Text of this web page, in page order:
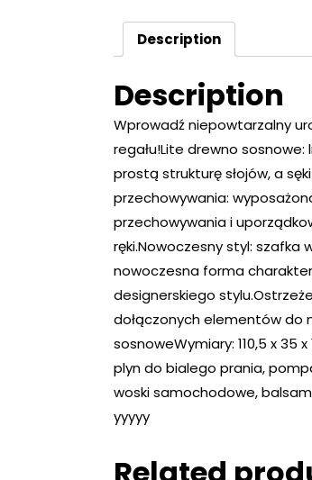
Description
Description
Wprowadź niepowtarzalny
regału!Lite drewno
prostą strukturę słojów, a
przechowywania:
przechowywania i
ręki.Nowoczesny styl: szafka
nowoczesna forma
designerskiego
dołączonych elementów do
sosnoweWymiary: 110,5 x 35
plyn do bialego prania,
woski samochodowe,
yyyyy